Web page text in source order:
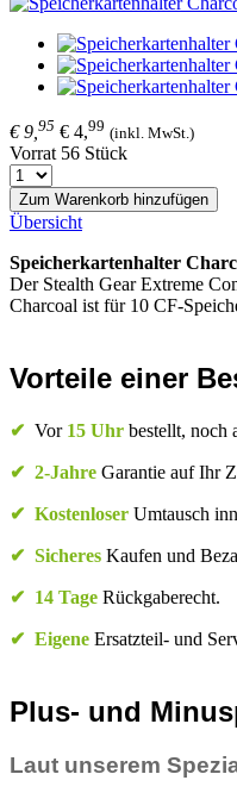
€ 9, 95 € 4,99 (inkl. MwSt.)
Vorrat 56 Stück
Zum Warenkorb hinzufügen
Übersicht
Speicherkartenhalter
Der Stealth Gear Extreme
Charcoal ist für 10 CF-
Vorteile einer
✔ Vor 15 Uhr bestellt, noch
✔ 2-Jahre Garantie auf Ihr
✔ Kostenloser Umtausch
✔ Sicheres Kaufen und
✔ 14 Tage Rückgaberecht.
✔ Eigene Ersatzteil- und
Plus- und
Laut unserem